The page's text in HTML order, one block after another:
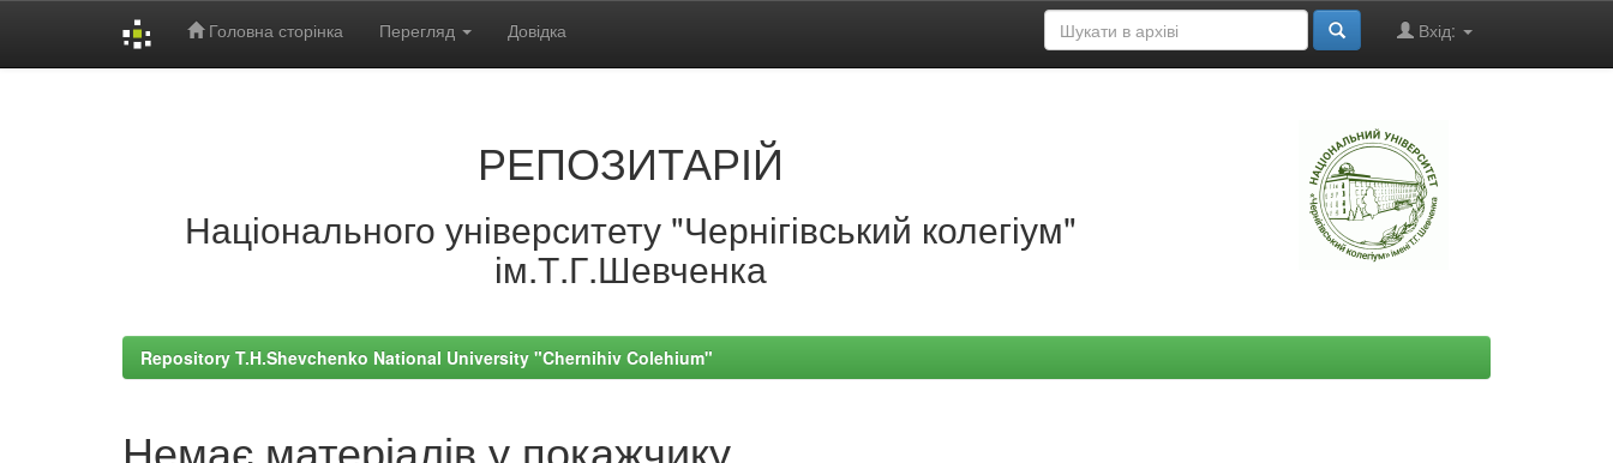
Головна сторінка Перегляд Довідка Вхід:
РЕПОЗИТАРІЙ
Національного університету "Чернігівський колегіум"
ім.Т.Г.Шевченка
Repository T.H.Shevchenko National University "Chernihiv Colehium"
Немає матеріалів у покажчику